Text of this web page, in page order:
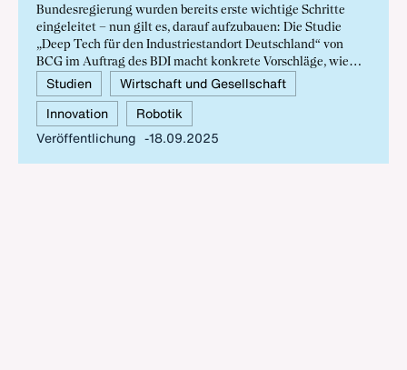
Bundesregierung wurden bereits erste wichtige Schritte
eingeleitet – nun gilt es, darauf aufzubauen: Die Studie
„Deep Tech für den Industriestandort Deutschland“ von
BCG im Auftrag des BDI macht konkrete Vorschläge, wie
Erfolge in KI, KI-basierter Robotik, Quantentechnologien
sowie mRNA-Medikamenten und Zell- und Gentherapien
erreichbar sind – und formuliert klare Erwartungen an die
Bundesregierung. Nur Politik, Wirtschaft und Wissenschaft
gemeinsam können die Voraussetzungen dafür schaffen,
dass wir Champions in Zukunftstechnologien entwickeln,
Studien
Wirtschaft und Gesellschaft
Innovation
Robotik
Veröffentlichung
18.09.2025